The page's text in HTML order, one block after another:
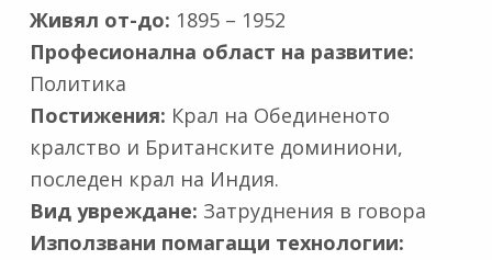
Живял от-до: 1895 – 1952
Професионална област на развитие:
Политика
Постижения: Крал на Обединеното
кралство и Британските доминиони,
последен крал на Индия.
Вид увреждане: Затруднения в говора
Използвани помагащи технологии: